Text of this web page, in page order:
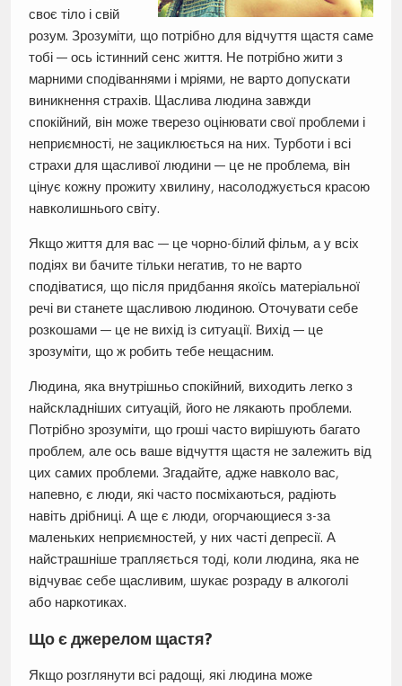
своє тіло і свій
розум. Зрозуміти, що потрібно для відчуття щастя саме
тобі — ось істинний сенс життя. Не потрібно жити з
марними сподіваннями і мріями, не варто допускати
виникнення страхів. Щаслива людина завжди
спокійний, він може тверезо оцінювати свої проблеми і
неприємності, не зациклюється на них. Турботи і всі
страхи для щасливої людини — це не проблема, він
цінує кожну прожиту хвилину, насолоджується красою
навколишнього світу.
Якщо життя для вас — це чорно-білий фільм, а у всіх
подіях ви бачите тільки негатив, то не варто
сподіватися, що після придбання якоїсь матеріальної
речі ви станете щасливою людиною. Оточувати себе
розкошами — це не вихід із ситуації. Вихід — це
зрозуміти, що ж робить тебе нещасним.
Людина, яка внутрішньо спокійний, виходить легко з
найскладніших ситуацій, його не лякають проблеми.
Потрібно зрозуміти, що гроші часто вирішують багато
проблем, але ось ваше відчуття щастя не залежить від
цих самих проблеми. Згадайте, адже навколо вас,
напевно, є люди, які часто посміхаються, радіють
навіть дрібниці. А ще є люди, огорчающиеся з-за
маленьких неприємностей, у них часті депресії. А
найстрашніше трапляється тоді, коли людина, яка не
відчуває себе щасливим, шукає розраду в алкоголі
або наркотиках.
Що є джерелом щастя?
Якщо розглянути всі радощі, які людина може